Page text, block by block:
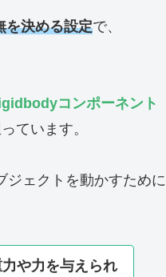
を決める設定で、
コンポーネント
ています。
ジェクトを動かすために
や力を与えられ